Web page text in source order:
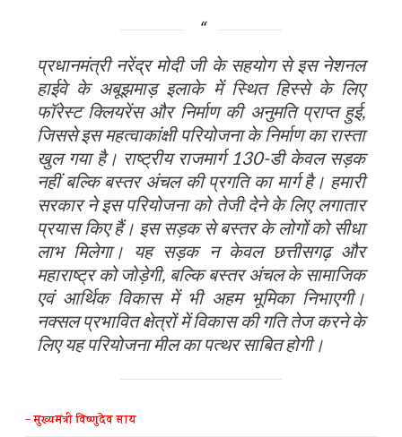
प्रधानमंत्री नरेंद्र मोदी जी के सहयोग से इस नेशनल
हाईवे के अबूझमाड़ इलाके में स्थित हिस्से के लिए
फॉरेस्ट क्लियरेंस और निर्माण की अनुमति प्राप्त हुई,
जिससे इस महत्वाकांक्षी परियोजना के निर्माण का रास्ता
खुल गया है। राष्ट्रीय राजमार्ग 130-डी केवल सड़क
नहीं बल्कि बस्तर अंचल की प्रगति का मार्ग है। हमारी
सरकार ने इस परियोजना को तेजी देने के लिए लगातार
प्रयास किए हैं। इस सड़क से बस्तर के लोगों को सीधा
लाभ मिलेगा। यह सड़क न केवल छत्तीसगढ़ और
महाराष्ट्र को जोड़ेगी, बल्कि बस्तर अंचल के सामाजिक
एवं आर्थिक विकास में भी अहम भूमिका निभाएगी।
नक्सल प्रभावित क्षेत्रों में विकास की गति तेज करने के
लिए यह परियोजना मील का पत्थर साबित होगी।
– मुख्यमंत्री विष्णुदेव साय